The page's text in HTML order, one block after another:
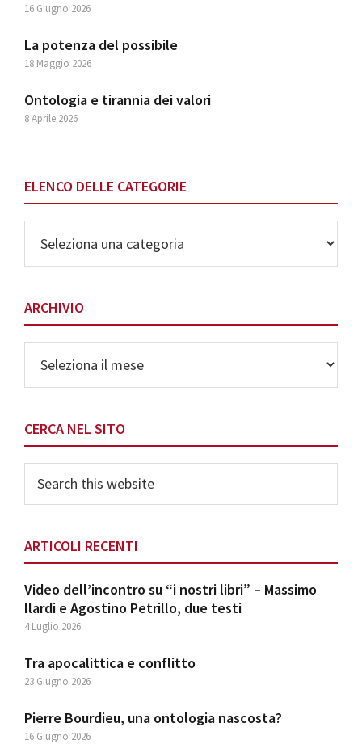
16 Giugno 2026
La potenza del possibile
18 Maggio 2026
Ontologia e tirannia dei valori
8 Aprile 2026
ELENCO DELLE CATEGORIE
delle
Categorie
ARCHIVIO
CERCA NEL SITO
this
website
ARTICOLI RECENTI
Video dell’incontro su “i nostri libri” – Massimo
Ilardi e Agostino Petrillo, due testi
4 Luglio 2026
Tra apocalittica e conflitto
23 Giugno 2026
Pierre Bourdieu, una ontologia nascosta?
16 Giugno 2026